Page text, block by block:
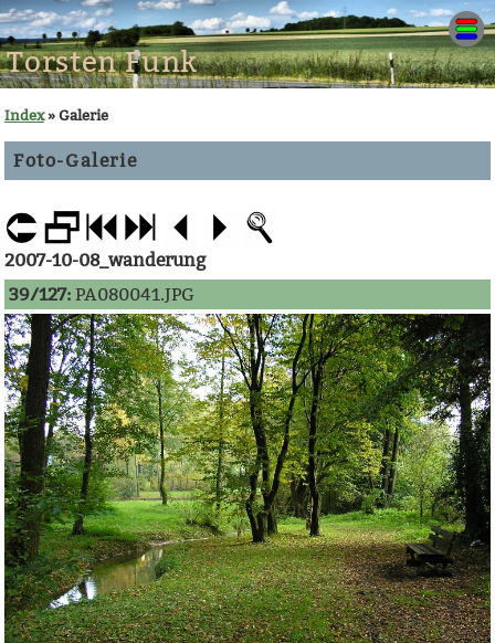
Torsten Funk
Index» Galerie
Foto-Galerie
2007-10-08_wanderung
39/127: PA080041.JPG